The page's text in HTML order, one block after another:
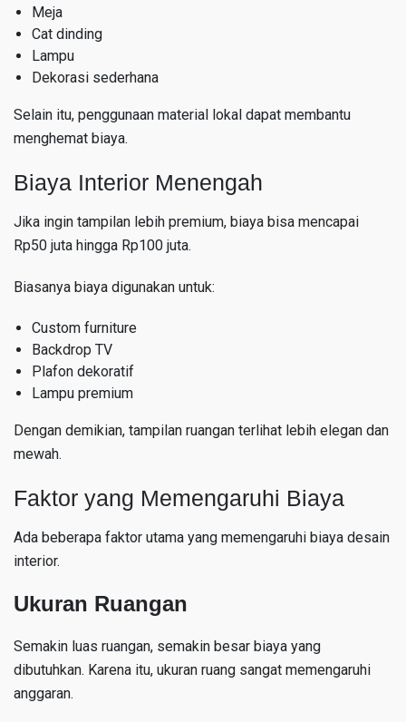
Meja
Cat dinding
Lampu
Dekorasi sederhana
Selain itu, penggunaan material lokal dapat membantu
menghemat biaya.
Biaya Interior Menengah
Jika ingin tampilan lebih premium, biaya bisa mencapai
Rp50 juta hingga Rp100 juta.
Biasanya biaya digunakan untuk:
Custom furniture
Backdrop TV
Plafon dekoratif
Lampu premium
Dengan demikian, tampilan ruangan terlihat lebih elegan dan
mewah.
Faktor yang Memengaruhi Biaya
Ada beberapa faktor utama yang memengaruhi biaya desain
interior.
Ukuran Ruangan
Semakin luas ruangan, semakin besar biaya yang
dibutuhkan. Karena itu, ukuran ruang sangat memengaruhi
anggaran.